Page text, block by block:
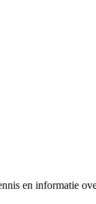
en informatie